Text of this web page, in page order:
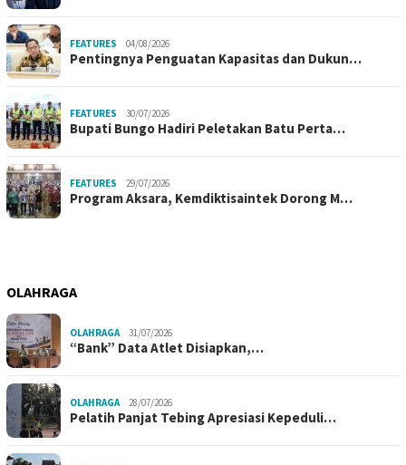
FEATURES 04/08/2026
Pentingnya Penguatan Kapasitas dan Dukun…
FEATURES 30/07/2026
Bupati Bungo Hadiri Peletakan Batu Perta…
FEATURES 29/07/2026
Program Aksara, Kemdiktisaintek Dorong M…
OLAHRAGA
OLAHRAGA 31/07/2026
“Bank” Data Atlet Disiapkan,…
OLAHRAGA 28/07/2026
Pelatih Panjat Tebing Apresiasi Kepeduli…